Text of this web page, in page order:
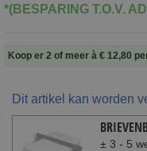
*(BESPARING T.O.V.
Koop er 2 of meer à € 12,80
Dit artikel kan worden
± 3 - 5